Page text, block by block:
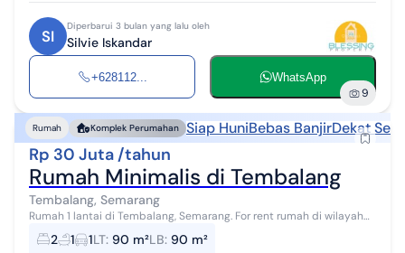
SI
Diperbarui 3 bulan yang lalu oleh
Silvie Iskandar
+628112... WhatsApp
9
Rumah Komplek Perumahan Siap HuniBebas BanjirDekat
Rp 30 Juta /tahun
Rumah Minimalis di Tembalang
Tembalang, Semarang
Rumah 1 lantai di Tembalang, Semarang. For rent rumah di wilayah
yang nyaman dengan pemandangan Lokasi Pinggiran Kota. Properti
1 lantai ini berad...
2 1 1LT: 90 m²LB: 90 m²